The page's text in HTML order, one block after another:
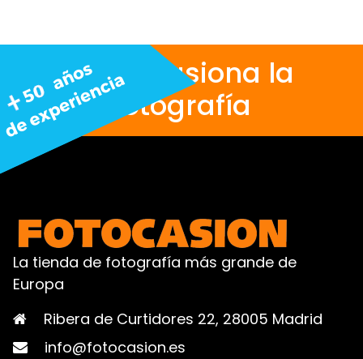
Nos apasiona la
fotografía
La tienda de fotografía más grande de
Europa
Ribera de Curtidores 22, 28005 Madrid
info@fotocasion.es